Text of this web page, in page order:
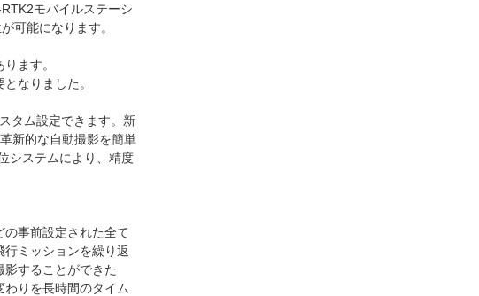
モバイルステーシ
可能になります。
ます。
なりました。
タム設定できます。新
新的な自動撮影を簡単
システムにより、精度
の事前設定された全て
ミッションを繰り返
することができた
りを長時間のタイム